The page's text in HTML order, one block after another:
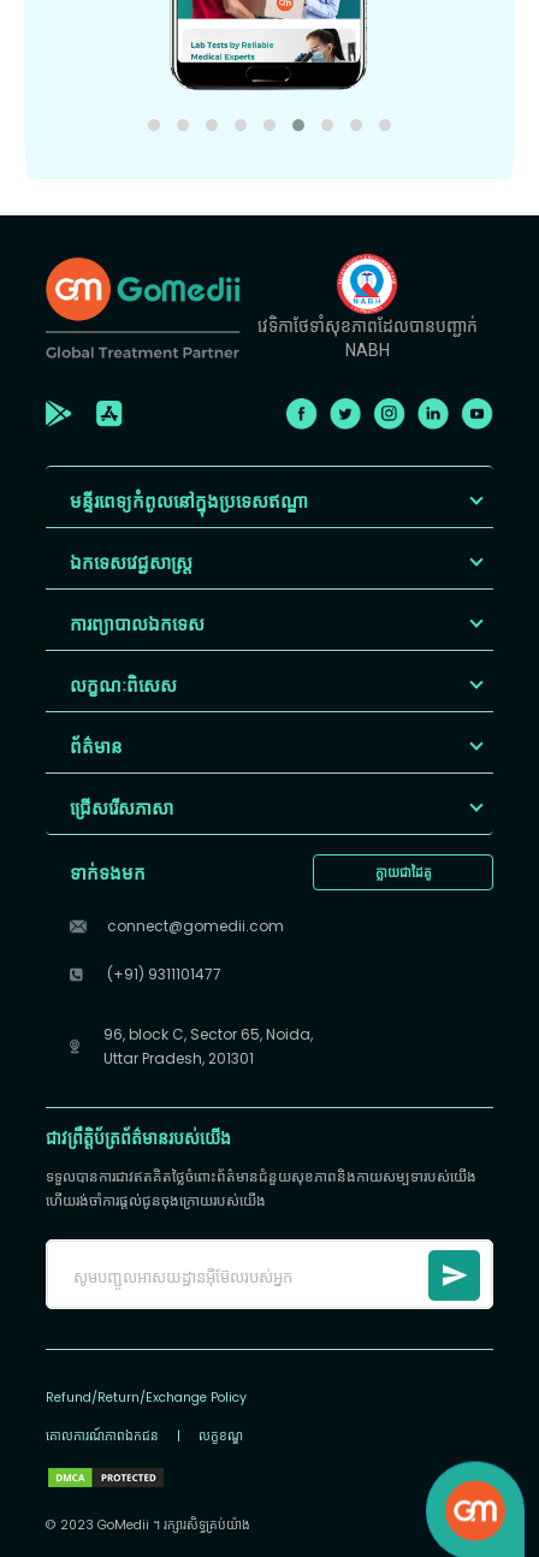
វេទិកាថែទាំសុខភាពដែលបានបញ្ជាក់
NABH
មន្ទីរពេទ្យកំពូលនៅក្នុងប្រទេសឥណ្ឌា
ឯកទេសវេជ្ជសាស្ត្រ
ការព្យាបាលឯកទេស
លក្ខណៈពិសេស
ព័ត៌មាន
ជ្រើសរើស​ភាសា
ក្លាយជាដៃគូ
ទាក់ទងមក
connect@gomedii.com
(+91) 9311101477
96, block C, Sector 65, Noida,
Uttar Pradesh, 201301
ជាវព្រឹត្តិប័ត្រព័ត៌មានរបស់យើង
ទទួលបានការជាវឥតគិតថ្លៃចំពោះព័ត៌មានជំនួយសុខភាពនិងកាយសម្បទារបស់យើង
ហើយរង់ចាំការផ្តល់ជូនចុងក្រោយរបស់យើង
Refund/Return/Exchange Policy
គោលការណ៍​ភាព​ឯកជន | លក្ខខណ្ឌ
© 2023 GoMedii ។ រក្សា​រ​សិទ្ធ​គ្រប់យ៉ាង